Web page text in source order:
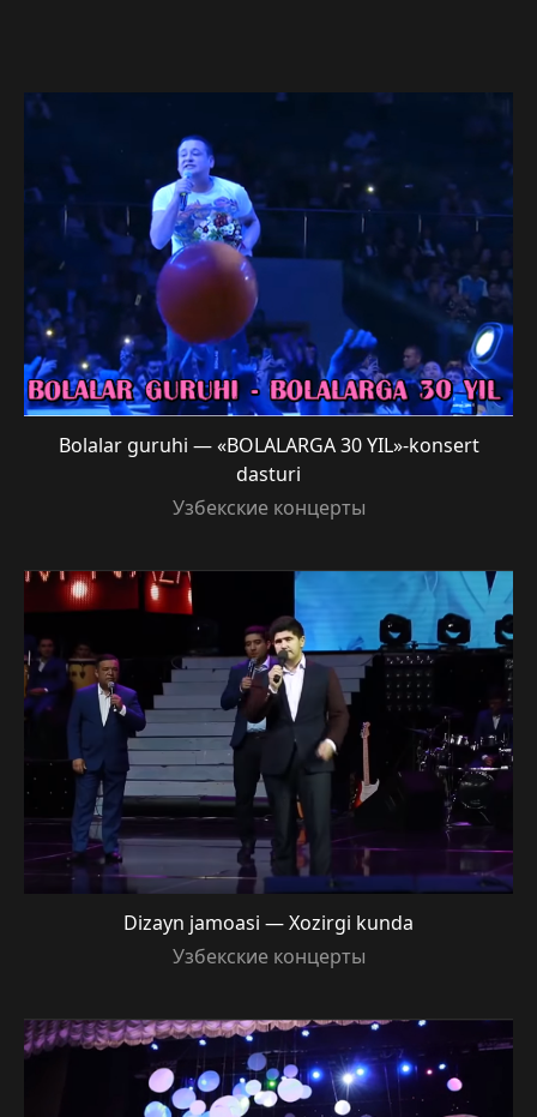
Bolalar guruhi — «BOLALARGA 30 YIL»-konsert
dasturi
Узбекские концерты
Dizayn jamoasi — Xozirgi kunda
Узбекские концерты